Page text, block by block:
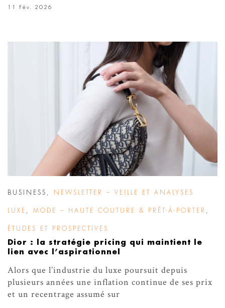
11 Fév. 2026
BUSINESS NEWSLETTER – VEILLE ET ANALYSES
LUXE MODE – HAUTE COUTURE & PRÊT-À-PORTER
ÉTUDES ET PROSPECTIVES
Dior : la stratégie pricing qui maintient le
lien avec l’aspirationnel
Alors que l’industrie du luxe poursuit depuis
plusieurs années une inflation continue de ses prix
et un recentrage assumé sur